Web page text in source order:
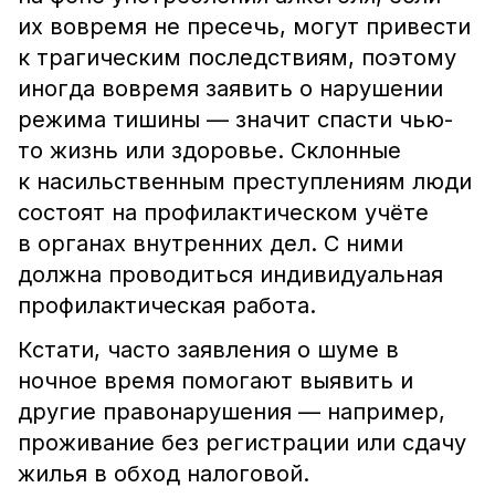
их вовремя не пресечь, могут привести
к трагическим последствиям, поэтому
иногда вовремя заявить о нарушении
режима тишины — значит спасти чью-
то жизнь или здоровье. Склонные
к насильственным преступлениям люди
состоят на профилактическом учёте
в органах внутренних дел. С ними
должна проводиться индивидуальная
профилактическая работа.
Кстати, часто заявления о шуме в
ночное время помогают выявить и
другие правонарушения — например,
проживание без регистрации или сдачу
жилья в обход налоговой.